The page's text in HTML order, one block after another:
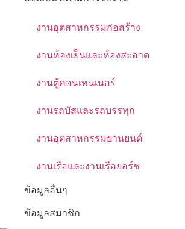
งานอุตสาหกรรมก่อสร้าง
งานห้องเย็นและห้องสะอาด
งานตู้คอนเทนเนอร์
งานรถบัสและรถบรรทุก
งานอุตสาหกรรมยานยนต์
งานเรือและงานเรือยอร์ช
ข้อมูลอื่นๆ
ข้อมูลสมาชิก